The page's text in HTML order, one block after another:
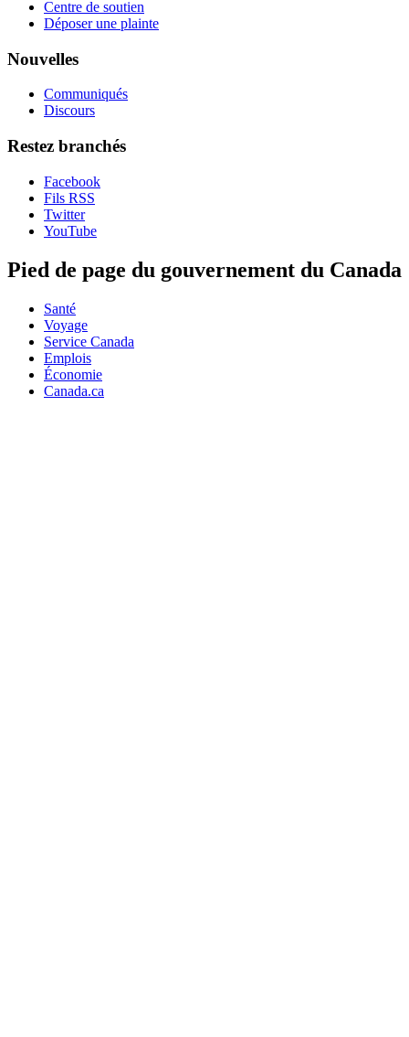
Centre de soutien
Déposer une plainte
Nouvelles
Communiqués
Discours
Restez branchés
Facebook
Fils RSS
Twitter
YouTube
Pied de page du gouvernement du Canada
Santé
Voyage
Service Canada
Emplois
Économie
Canada.ca